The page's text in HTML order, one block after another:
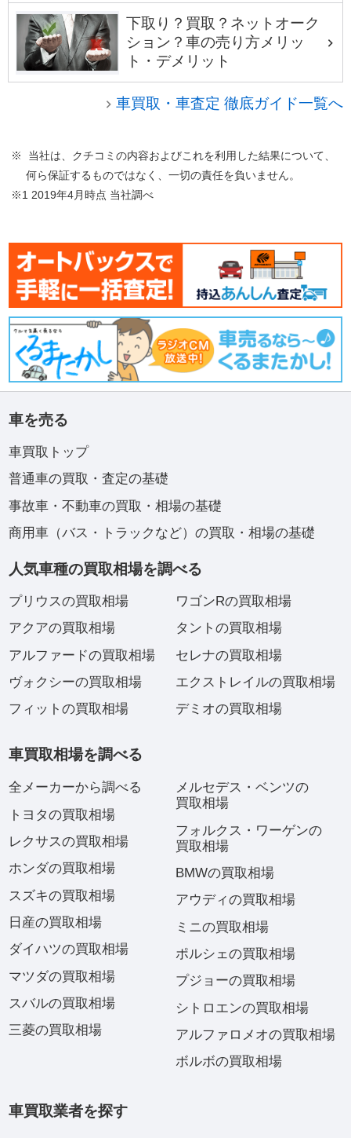
下取り？買取？ネットオーク
ション？車の売り方メリッ
ト・デメリット
車買取・車査定 徹底ガイド一覧へ
※ 当社は、クチコミの内容およびこれを利用した結果について、
何ら保証するものではなく、一切の責任を負いません。
※1 2019年4月時点 当社調べ
車を売る
車買取トップ
普通車の買取・査定の基礎
事故車・不動車の買取・相場の基礎
商用車（バス・トラックなど）の買取・相場の基礎
人気車種の買取相場を調べる
プリウスの買取相場
アクアの買取相場
アルファードの買取相場
ヴォクシーの買取相場
フィットの買取相場
ワゴンRの買取相場
タントの買取相場
セレナの買取相場
エクストレイルの買取相場
デミオの買取相場
車買取相場を調べる
全メーカーから調べる
トヨタの買取相場
レクサスの買取相場
ホンダの買取相場
スズキの買取相場
日産の買取相場
ダイハツの買取相場
マツダの買取相場
スバルの買取相場
三菱の買取相場
メルセデス・ベンツの
買取相場
フォルクス・ワーゲンの
買取相場
BMWの買取相場
アウディの買取相場
ミニの買取相場
ポルシェの買取相場
プジョーの買取相場
シトロエンの買取相場
アルファロメオの買取相場
ボルボの買取相場
車買取業者を探す